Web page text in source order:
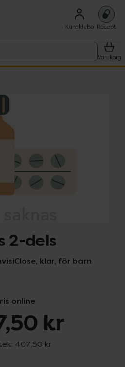
Kundklubb Recept
Varukorg
1 objekt.
2-dels
klar, för barn
online
kr
407,50 kr